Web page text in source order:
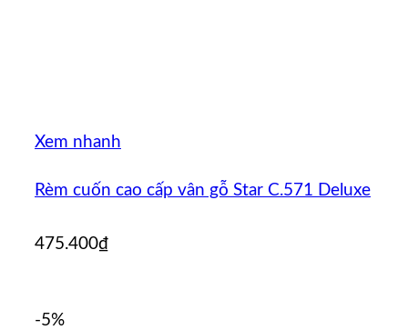
Xem nhanh
Rèm cuốn cao cấp vân gỗ Star C.571 Deluxe
475.400₫
-5%